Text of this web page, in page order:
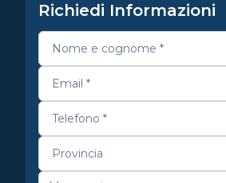
Richiedi Informazioni